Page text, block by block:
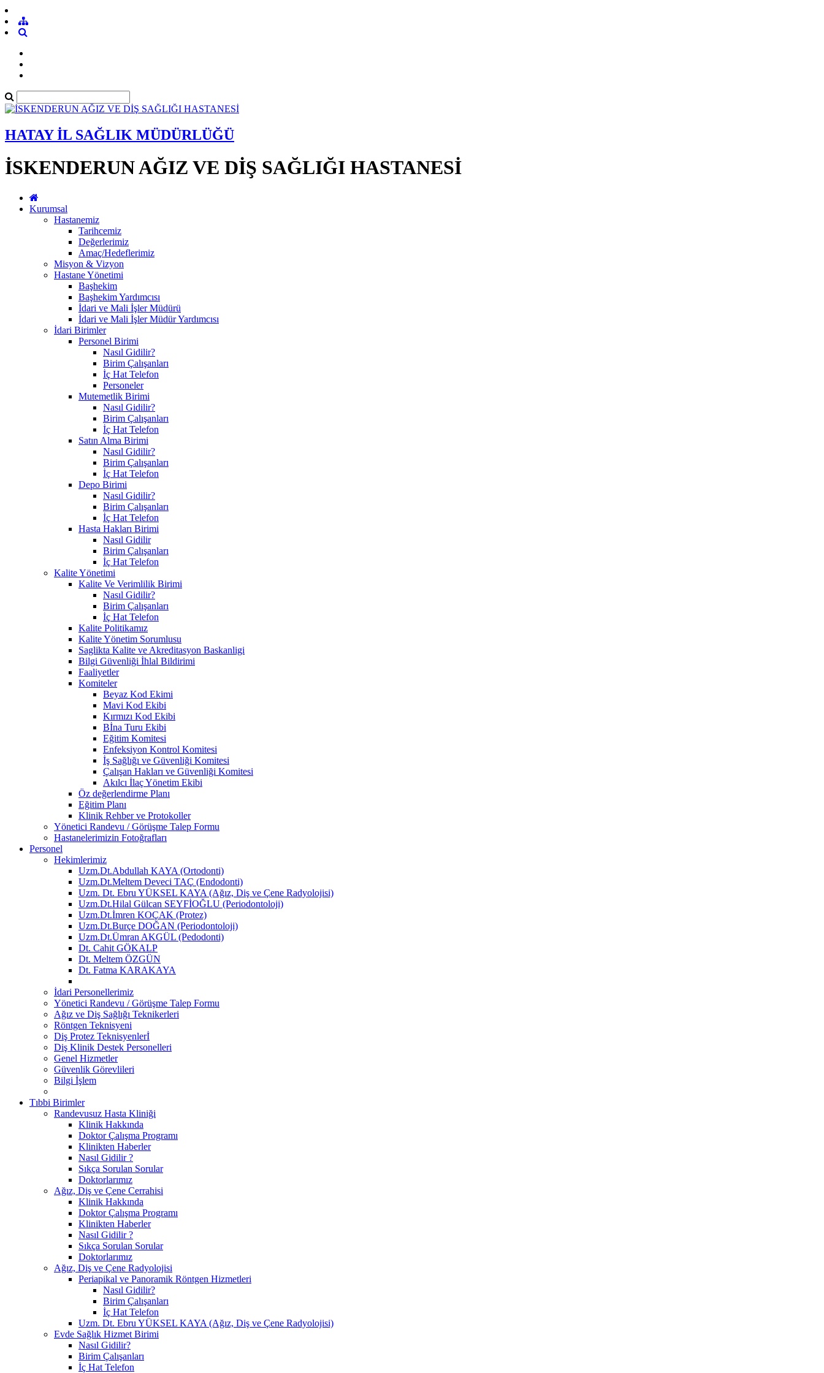
HATAY İL SAĞLIK MÜDÜRLÜĞÜ
İSKENDERUN AĞIZ VE DİŞ SAĞLIĞI HASTANESİ
Kurumsal
Hastanemiz
Tarihcemiz
Değerlerimiz
Amaç/Hedeflerimiz
Misyon & Vizyon
Hastane Yönetimi
Başhekim
Başhekim Yardımcısı
İdari ve Mali İşler Müdürü
İdari ve Mali İşler Müdür Yardımcısı
İdari Birimler
Personel Birimi
Nasıl Gidilir?
Birim Çalışanları
İç Hat Telefon
Personeler
Mutemetlik Birimi
Nasıl Gidilir?
Birim Çalışanları
İç Hat Telefon
Satın Alma Birimi
Nasıl Gidilir?
Birim Çalışanları
İç Hat Telefon
Depo Birimi
Nasıl Gidilir?
Birim Çalışanları
İç Hat Telefon
Hasta Hakları Birimi
Nasıl Gidilir
Birim Çalışanları
İç Hat Telefon
Kalite Yönetimi
Kalite Ve Verimlilik Birimi
Nasıl Gidilir?
Birim Çalışanları
İç Hat Telefon
Kalite Politikamız
Kalite Yönetim Sorumlusu
Saglikta Kalite ve Akreditasyon Baskanligi
Bilgi Güvenliği İhlal Bildirimi
Faaliyetler
Komiteler
Beyaz Kod Ekimi
Mavi Kod Ekibi
Kırmızı Kod Ekibi
Bİna Turu Ekibi
Eğitim Komitesi
Enfeksiyon Kontrol Komitesi
İş Sağlığı ve Güvenliği Komitesi
Çalışan Hakları ve Güvenliği Komitesi
Akılcı İlaç Yönetim Ekibi
Öz değerlendirme Planı
Eğitim Planı
Klinik Rehber ve Protokoller
Yönetici Randevu / Görüşme Talep Formu
Hastanelerimizin Fotoğrafları
Personel
Hekimlerimiz
Uzm.Dt.Abdullah KAYA (Ortodonti)
Uzm.Dt.Meltem Deveci TAÇ (Endodonti)
Uzm. Dt. Ebru YÜKSEL KAYA (Ağız, Diş ve Çene Radyolojisi)
Uzm.Dt.Hilal Gülcan SEYFİOĞLU (Periodontoloji)
Uzm.Dt.İmren KOÇAK (Protez)
Uzm.Dt.Burçe DOĞAN (Periodontoloji)
Uzm.Dt.Ümran AKGÜL (Pedodonti)
Dt. Cahit GÖKALP
Dt. Meltem ÖZGÜN
Dt. Fatma KARAKAYA
İdari Personellerimiz
Yönetici Randevu / Görüşme Talep Formu
Ağız ve Diş Sağlığı Teknikerleri
Röntgen Teknisyeni
Diş Protez Teknisyenlerİ
Diş Klinik Destek Personelleri
Genel Hizmetler
Güvenlik Görevlileri
Bilgi İşlem
Tıbbi Birimler
Randevusuz Hasta Kliniği
Klinik Hakkında
Doktor Çalışma Programı
Klinikten Haberler
Nasıl Gidilir ?
Sıkça Sorulan Sorular
Doktorlarımız
Ağız, Diş ve Çene Cerrahisi
Klinik Hakkında
Doktor Çalışma Programı
Klinikten Haberler
Nasıl Gidilir ?
Sıkça Sorulan Sorular
Doktorlarımız
Ağız, Diş ve Çene Radyolojisi
Periapikal ve Panoramik Röntgen Hizmetleri
Nasıl Gidilir?
Birim Çalışanları
İç Hat Telefon
Uzm. Dt. Ebru YÜKSEL KAYA (Ağız, Diş ve Çene Radyolojisi)
Evde Sağlık Hizmet Birimi
Nasıl Gidilir?
Birim Çalışanları
İç Hat Telefon